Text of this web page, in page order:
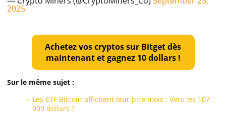
2025
Achetez vos cryptos sur Bitget dès
maintenant et gagnez 10 dollars !
Sur le même sujet :
Les ETF Bitcoin affichent leur pire mois : Vers les 107
000 dollars ?